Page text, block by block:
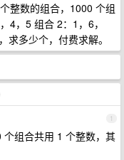
整数的组合，1000 个组
4，5 组合 2：1，6，
多少个，付费求解。
1
组合共用 1 个整数，其